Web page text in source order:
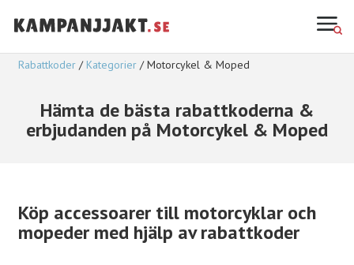
Rabattkoder Kategorier Motorcykel & Moped
Hämta de bästa rabattkoderna &
erbjudanden på Motorcykel & Moped
Köp accessoarer till motorcyklar och
mopeder med hjälp av rabattkoder